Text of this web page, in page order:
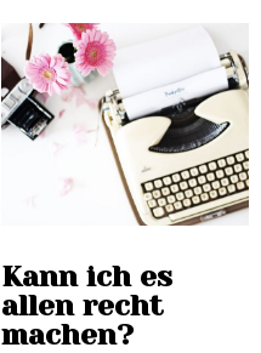
Kann ich es
allen recht
machen?